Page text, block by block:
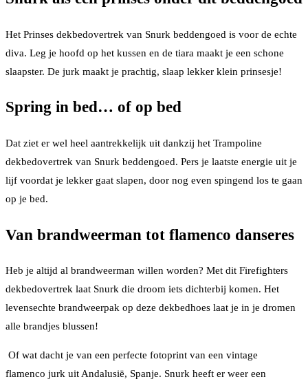
Het Prinses dekbedovertrek van Snurk beddengoed is voor de echte
diva. Leg je hoofd op het kussen en de tiara maakt je een schone
slaapster. De jurk maakt je prachtig, slaap lekker klein prinsesje!
Spring in bed… of op bed
Dat ziet er wel heel aantrekkelijk uit dankzij het Trampoline
dekbedovertrek van Snurk beddengoed. Pers je laatste energie uit je
lijf voordat je lekker gaat slapen, door nog even spingend los te gaan
op je bed.
Van brandweerman tot flamenco danseres
Heb je altijd al brandweerman willen worden? Met dit Firefighters
dekbedovertrek laat Snurk die droom iets dichterbij komen. Het
levensechte brandweerpak op deze dekbedhoes laat je in je dromen
alle brandjes blussen!
Of wat dacht je van een perfecte fotoprint van een vintage
flamenco jurk uit Andalusië, Spanje. Snurk heeft er weer een